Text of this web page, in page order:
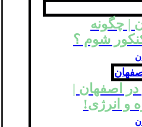
| چگونه
کنکور شوم ؟
در اصفهان |
و انرژی!